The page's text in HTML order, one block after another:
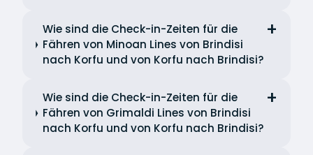
Wie sind die Check-in-Zeiten für die
Fähren von Minoan Lines von Brindisi
nach Korfu und von Korfu nach Brindisi?
Wie sind die Check-in-Zeiten für die
Fähren von Grimaldi Lines von Brindisi
nach Korfu und von Korfu nach Brindisi?